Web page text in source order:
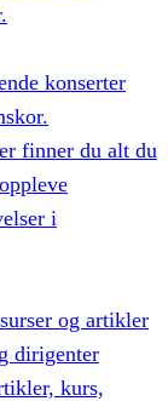
konserter
finner du alt du
i
og artikler
dirigenter
kurs,